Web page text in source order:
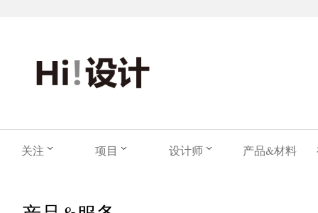
关注 项目 设计师 产品&材料